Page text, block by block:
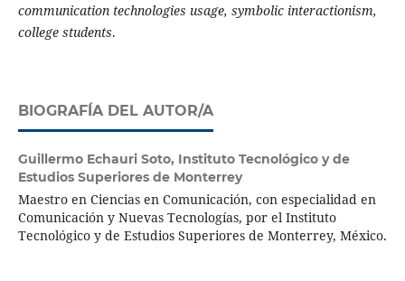
communication technologies usage, symbolic interactionism,
college students.
BIOGRAFÍA DEL AUTOR/A
Guillermo Echauri Soto, Instituto Tecnológico y de
Estudios Superiores de Monterrey
Maestro en Ciencias en Comunicación, con especialidad en
Comunicación y Nuevas Tecnologías, por el Instituto
Tecnológico y de Estudios Superiores de Monterrey, México.